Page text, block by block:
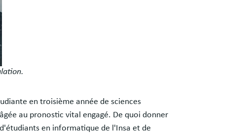
en troisième année de sciences
au pronostic vital engagé. De quoi donner
en informatique de l'Insa et de